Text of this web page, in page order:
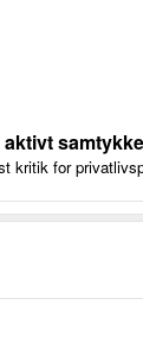
samtykke
kritik for